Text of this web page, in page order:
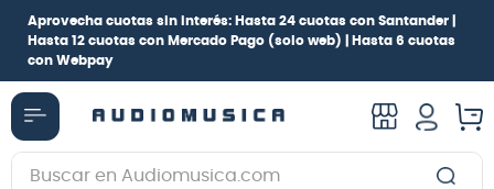
Aprovecha cuotas sin interés: Hasta 24 cuotas con Santander |
Hasta 12 cuotas con Mercado Pago (solo web) |
Hasta 6 cuotas
con Webpay
Buscar en Audiomusica.com